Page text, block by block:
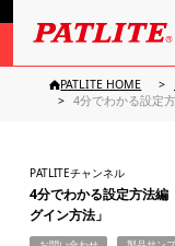
PATLITE HOME
4分でわかる設定方法編
PATLITEチャンネル
4分でわかる設定方法
グイン方法」